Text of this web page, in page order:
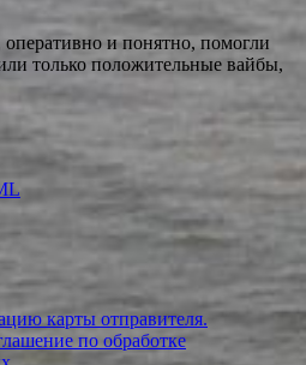
оперативно и понятно, помогли
только положительные вайбы,
карты отправителя.
по обработке